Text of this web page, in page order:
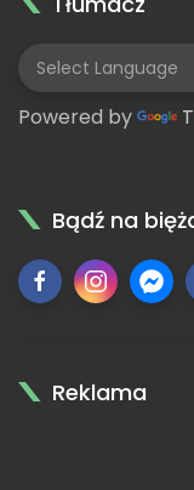
Powered by
Bądź na
Reklama